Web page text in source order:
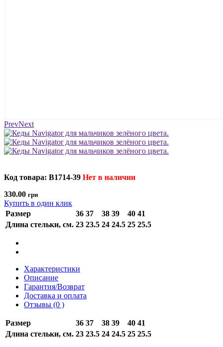
PrevNext
Код товара: B1714-39 Нет в наличии
330.00 грн
Купить в один клик
Размер
36 37 38 39 40 41
Длина стельки, см. 23 23.5 24 24.5 25 25.5
Характеристики
Описание
Гарантия/Возврат
Доставка и оплата
Отзывы (0 )
Размер 36 37 38 39 40 41
Длина стельки, см. 23 23.5 24 24.5 25 25.5